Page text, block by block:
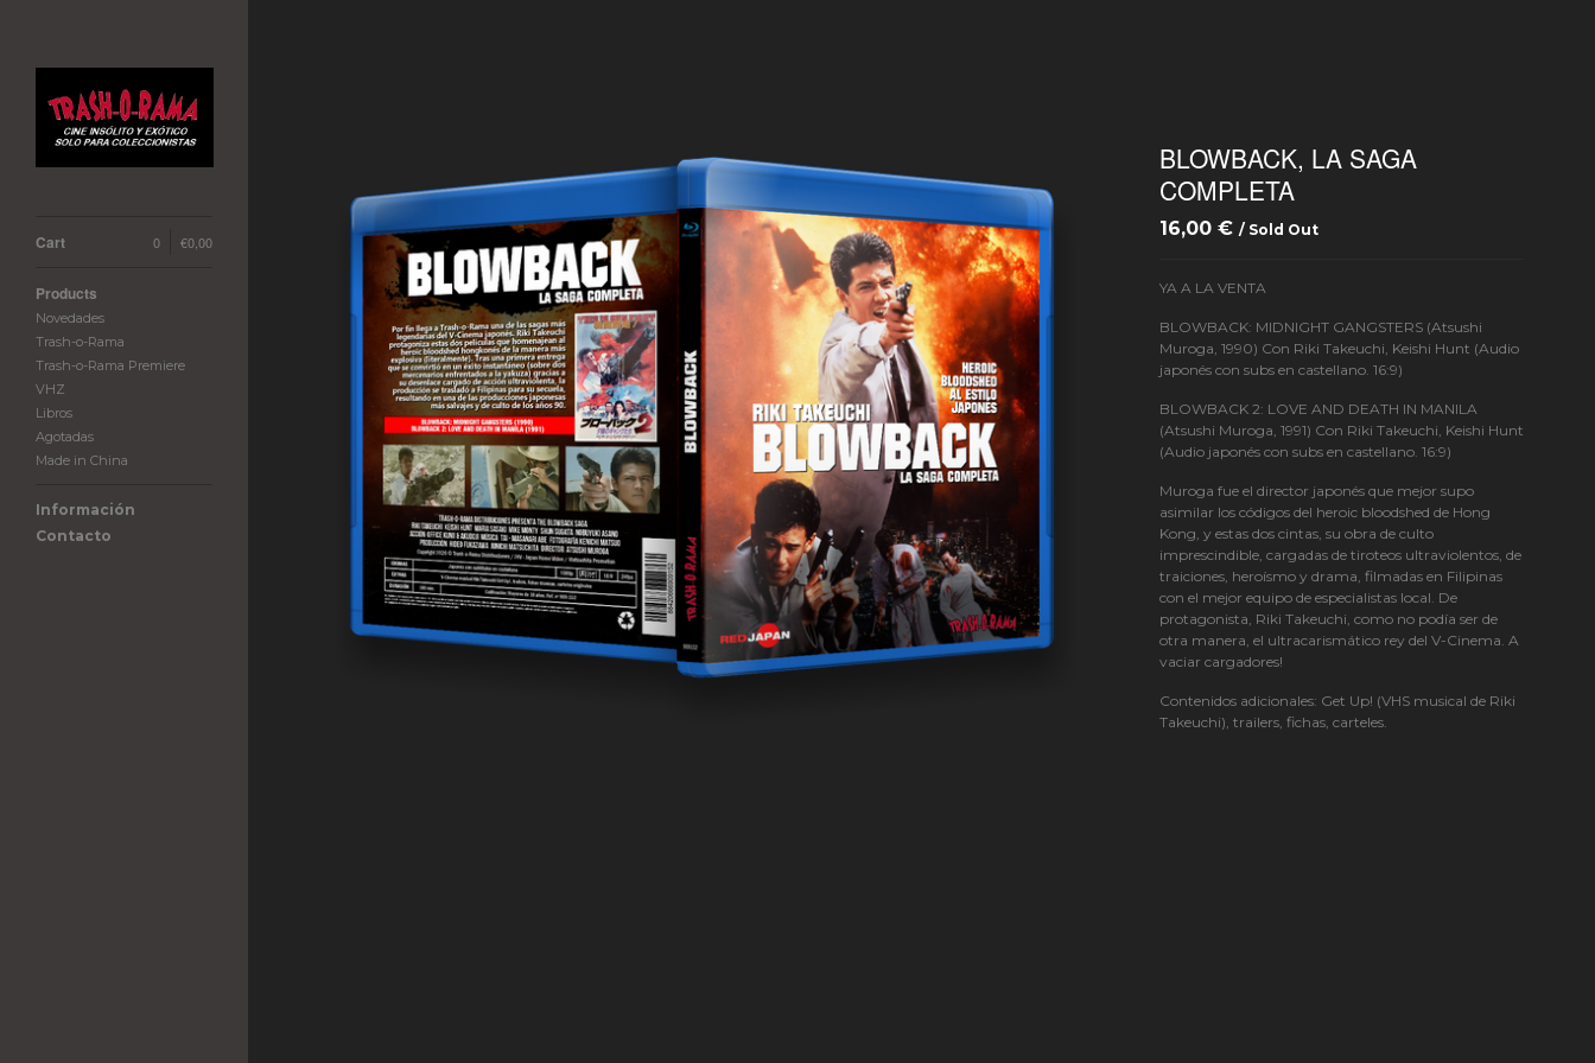
Cart 0,00
€
0
Products
Novedades
Trash-o-Rama
Trash-o-Rama Premiere
VHZ
Libros
Agotadas
Made in China
Información
Contacto
BLOWBACK, LA SAGA
COMPLETA
16,00 € / Sold Out
YA A LA VENTA
BLOWBACK: MIDNIGHT GANGSTERS (Atsushi
Muroga, 1990) Con Riki Takeuchi, Keishi Hunt (Audio
japonés con subs en castellano. 16:9)
BLOWBACK 2: LOVE AND DEATH IN MANILA
(Atsushi Muroga, 1991) Con Riki Takeuchi, Keishi Hunt
(Audio japonés con subs en castellano. 16:9)
Muroga fue el director japonés que mejor supo
asimilar los códigos del heroic bloodshed de Hong
Kong, y estas dos cintas, su obra de culto
imprescindible, cargadas de tiroteos ultraviolentos, de
traiciones, heroísmo y drama, filmadas en Filipinas
con el mejor equipo de especialistas local. De
protagonista, Riki Takeuchi, como no podía ser de
otra manera, el ultracarismático rey del V-Cinema. A
vaciar cargadores!
Contenidos adicionales: Get Up! (VHS musical de Riki
Takeuchi), trailers, fichas, carteles.